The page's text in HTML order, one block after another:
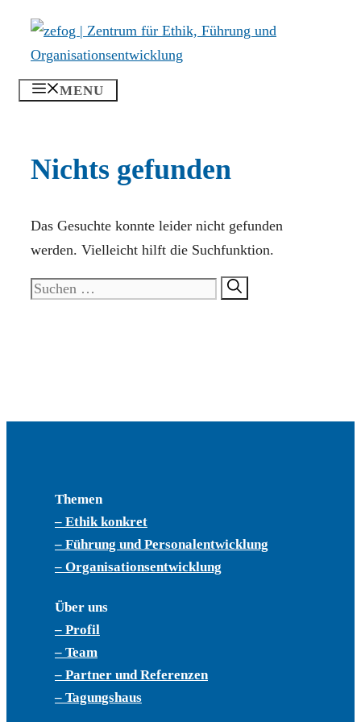
Zum
springen
MENU
Nichts gefunden
Das Gesuchte konnte leider nicht gefunden
werden. Vielleicht hilft die Suchfunktion.
Suchen
Themen
– Ethik konkret
– Führung und Personalentwicklung
– Organisationsentwicklung
Über uns
– Profil
– Team
– Partner und Referenzen
– Tagungshaus